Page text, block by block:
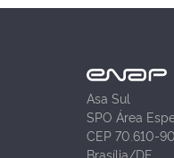
Asa Sul
SPO Área
CEP 70.610-
Brasília/DF